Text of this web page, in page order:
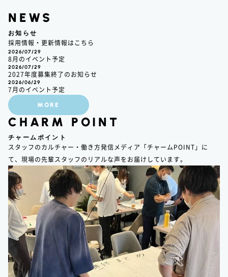
NEWS
お知らせ
採用情報・更新情報はこちら
2026/07/29
8月のイベント予定
2026/07/29
2027年度募集終了のお知らせ
2026/06/29
7月のイベント予定
MORE
CHARM POINT
チャームポイント
スタッフのカルチャー・働き方発信メディア「チャームPOINT」に
て、現場の先輩スタッフのリアルな声をお届けしています。